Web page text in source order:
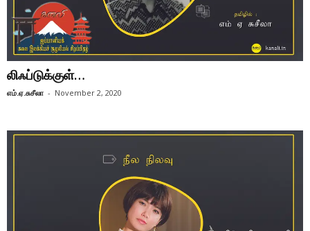
லிஃப்டுக்குள்…
எம்.ஏ.சுசீலா - November 2, 2020